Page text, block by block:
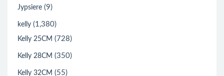
Jypsiere (9)
kelly (1,380)
Kelly 25CM (728)
Kelly 28CM (350)
Kelly 32CM (55)